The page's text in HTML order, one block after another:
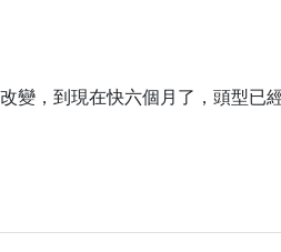
變，到現在快六個月了，頭型已